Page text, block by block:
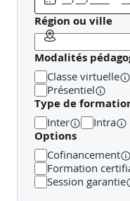
Les critères
Les principes
Travaux pratiques
Objectif: Comprendre
normes standards.
Description: A partir de
pose des questions
ergonomiques
descriptivité, contrôle
Région ou ville
Modalités
Classe virtuelle
Présentiel
Type de
Inter Intra
Options
Cofinancement
Formation
Session garantie